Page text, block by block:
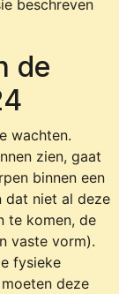
beschreven
de
wachten.
zien, gaat
binnen een
dat niet al deze
te komen, de
vaste vorm).
fysieke
deze